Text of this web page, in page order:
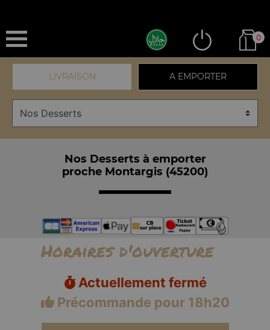
0
LIVRAISON A EMPORTER
Nos Desserts à emporter
proche Montargis (45200)
Horaires d'ouverture
Actuellement fermé
Précommande pour 18h20